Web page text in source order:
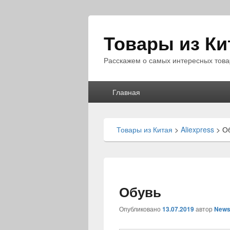
Товары из
Расскажем о самых интересных
Главная
Товары из Китая > Aliexpress >
Обувь
Опубликовано 13.07.2019автор